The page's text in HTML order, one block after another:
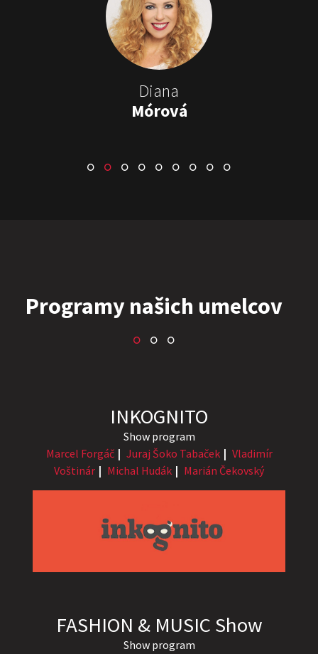
Diana
Mórová
Stand-up & Juraj „ŠOKO”
Tabaček
Show program StandupShow
Juraj Šoko Tabaček
INKOGNITO
Show program
Marcel Forgáč
Juraj Šoko Tabaček
Vladimír
Voštinár
Michal Hudák Marián Čekovský
FASHION & MUSIC Show
Show program
Programy našich umelcov